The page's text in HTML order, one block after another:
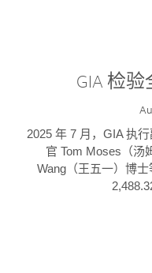
GIA 检
2025 年 7 月，GIA 执
官 Tom Moses（汤
Wang（王五一）博